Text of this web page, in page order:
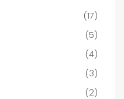
(17)
(5)
(4)
(3)
(2)